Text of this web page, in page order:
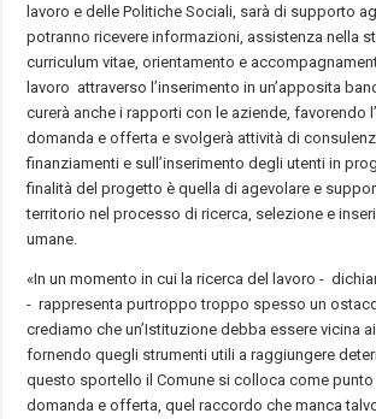
lavoro e delle Politiche Sociali, sarà di supporto
potranno ricevere informazioni, assistenza nella
curriculum vitae, orientamento e
lavoro attraverso l’inserimento in un’apposita
curerà anche i rapporti con le aziende, favorendo
domanda e offerta e svolgerà attività di
finanziamenti e sull’inserimento degli utenti in
finalità del progetto è quella di agevolare e
territorio nel processo di ricerca, selezione e
umane.
«In un momento in cui la ricerca del lavoro -
- rappresenta purtroppo troppo spesso un
crediamo che un’Istituzione debba essere vicina
fornendo quegli strumenti utili a raggiungere
questo sportello il Comune si colloca come
domanda e offerta, quel raccordo che manca